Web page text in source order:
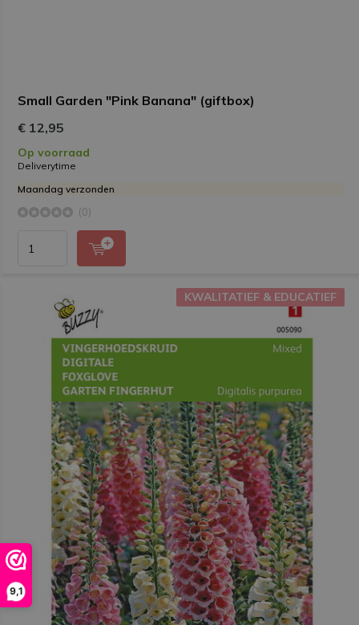
9,1
Small Garden "Pink Banana" (giftbox)
€ 12,95
Op voorraad
Deliverytime
Maandag verzonden
(0)
KWALITATIEF & EDUCATIEF